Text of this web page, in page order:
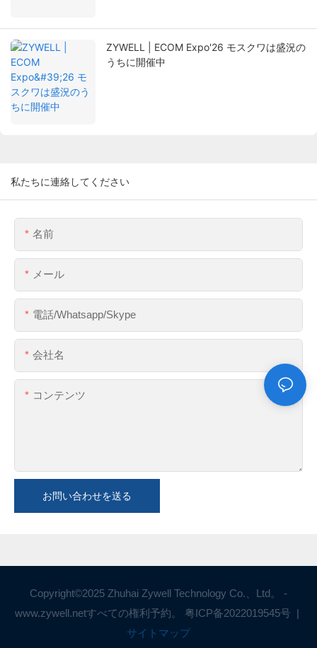
ZYWELL | ECOM Expo'26 モスクワは盛況の
うちに開催中
私たちに連絡してください
名前
メール
電話/whatsapp/skype
会社名
コンテンツ
お問い合わせを送る
Copyright©2025 Zhuhai Zywell Technology Co.、Ltd。 -
www.zywell.netすべての権利予約。 粤ICP备2022019545号 |
サイトマップ